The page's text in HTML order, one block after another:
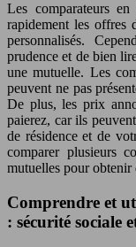
Les comparateurs
rapidement les offres
personnalisés.
prudence et de bien
une mutuelle. Les
peuvent ne pas
De plus, les prix
paierez, car ils
de résidence et de
comparer plusieurs
mutuelles pour obtenir
Comprendre et
: sécurité sociale